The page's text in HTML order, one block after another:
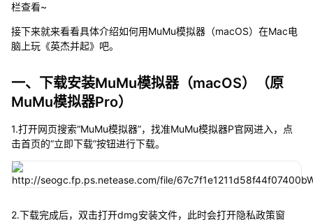
栏查看~
接下来就来看看具体介绍如何用MuMu模拟器（macOS）在Mac电
脑上玩《英杰并起》吧。
一、下载安装MuMu模拟器（macOS）（原
MuMu模拟器Pro）
1.打开网页搜索“MuMu模拟器”，找准MuMu模拟器P官网进入，点
击首页的“立即下载”按钮进行下载。
2.下载完成后，双击打开dmg安装文件，此时会打开隐私政策窗